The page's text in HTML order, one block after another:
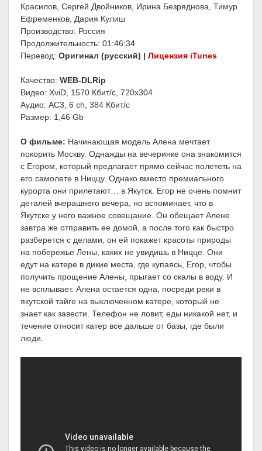
Красилов, Сергей Двойников, Ирина Безряднова, Тимур
Ефременков, Дария Кулиш
Производство: Россия
Продолжительность: 01:46:34
Перевод: Оригинал (русский) | Лицензия iTunes
Качество: WEB-DLRip
Видео: XviD, 1570 Кбит/с, 720x304
Аудио: AC3, 6 ch, 384 Кбит/с
Размер: 1,46 Gb
О фильме: Начинающая модель Алена мечтает
покорить Москву. Однажды на вечеринке она знакомится
с Егором, который предлагает прямо сейчас полететь на
его самолете в Ниццу. Однако вместо премиального
курорта они прилетают… в Якутск. Егор не очень помнит
деталей вчерашнего вечера, но вспоминает, что в
Якутске у него важное совещание. Он обещает Алене
завтра же отправить ее домой, а после того как быстро
разберется с делами, он ей покажет красоты природы
на побережье Лены, каких не увидишь в Ницце. Они
едут на катере в дикие места, где купаясь, Егор, чтобы
получить прощение Алены, прыгает со скалы в воду. И
не всплывает. Алена остается одна, посреди реки в
якутской тайге на выключенном катере, который не
знает как завести. Телефон не ловит, еды никакой нет, и
течение относит катер все дальше от базы, где были
люди.